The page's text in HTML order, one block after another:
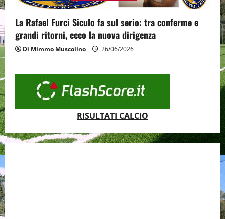
La Rafael Furci Siculo fa sul serio: tra conferme e
grandi ritorni, ecco la nuova dirigenza
Di Mimmo Muscolino 26/06/2026
RISULTATI CALCIO